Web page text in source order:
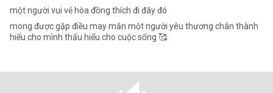
một người vui vẻ hòa đồng thích đi đây đó
mong được gặp điều may mắn một người yêu thương chân thành
hiểu cho mình thấu hiểu cho cuộc sống 🥰